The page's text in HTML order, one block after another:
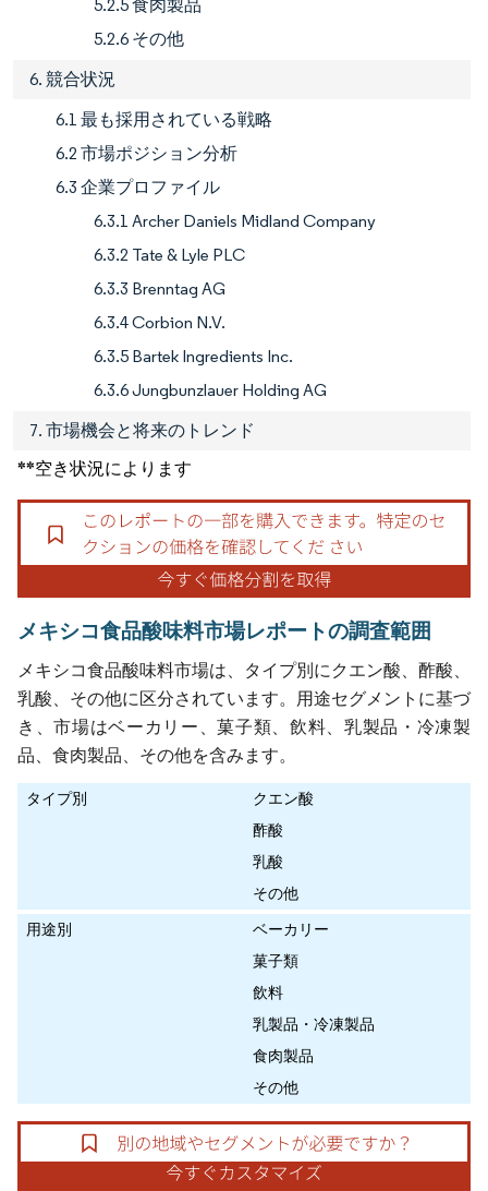
5.2.5 食肉製品
5.2.6 その他
6. 競合状況
6.1 最も採用されている戦略
6.2 市場ポジション分析
6.3 企業プロファイル
6.3.1 Archer Daniels Midland Company
6.3.2 Tate & Lyle PLC
6.3.3 Brenntag AG
6.3.4 Corbion N.V.
6.3.5 Bartek Ingredients Inc.
6.3.6 Jungbunzlauer Holding AG
7. 市場機会と将来のトレンド
**空き状況によります
メキシコ食品酸味料市場レポートの調査範囲
メキシコ食品酸味料市場は、タイプ別にクエン酸、酢酸、
乳酸、その他に区分されています。用途セグメントに基づ
き、市場はベーカリー、菓子類、飲料、乳製品・冷凍製
品、食肉製品、その他を含みます。
タイプ別
クエン酸
酢酸
乳酸
その他
用途別
ベーカリー
菓子類
飲料
乳製品・冷凍製品
食肉製品
その他